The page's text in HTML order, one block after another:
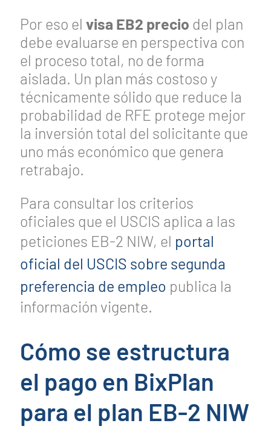
Por eso el visa EB2 precio del plan
debe evaluarse en perspectiva con
el proceso total, no de forma
aislada. Un plan más costoso y
técnicamente sólido que reduce la
probabilidad de RFE protege mejor
la inversión total del solicitante que
uno más económico que genera
retrabajo.
Para consultar los criterios
oficiales que el USCIS aplica a las
peticiones EB-2 NIW, el portal
oficial del USCIS sobre segunda
preferencia de empleo publica la
información vigente.
Cómo se estructura
el pago en BixPlan
para el plan EB-2 NIW